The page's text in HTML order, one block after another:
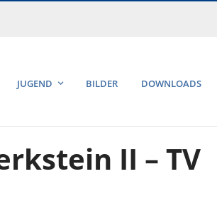
JUGEND BILDER DOWNLOADS
II – TV